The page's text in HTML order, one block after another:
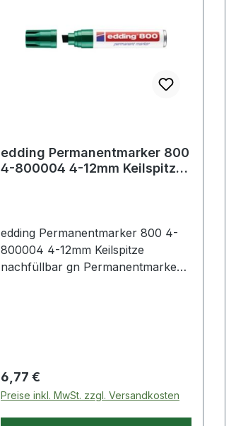
edding Permanentmarker 800
4-800004 4-12mm Keilspitze
edding Permanentmarker 800 4-
800004 4-12mm Keilspitze
nachfüllbar gn Permanentmarker
Regulärer Preis:
6,77 €
Preise inkl. MwSt. zzgl. Versandkosten